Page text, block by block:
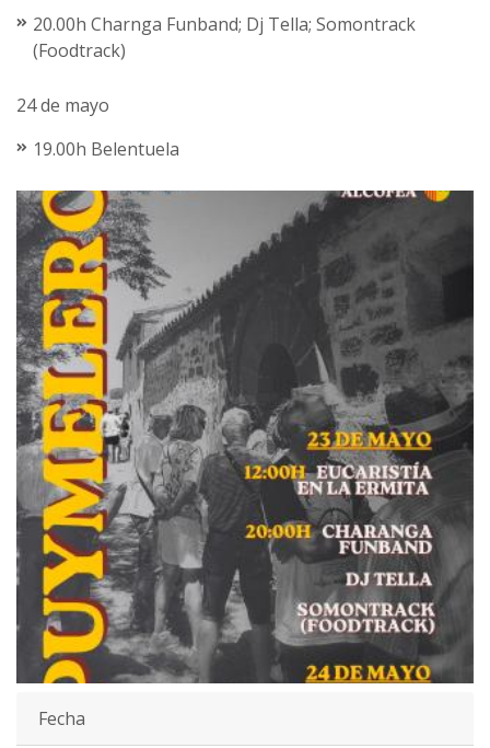
20.00h Charnga Funband; Dj Tella; Somontrack
(Foodtrack)
24 de mayo
19.00h Belentuela
Fecha